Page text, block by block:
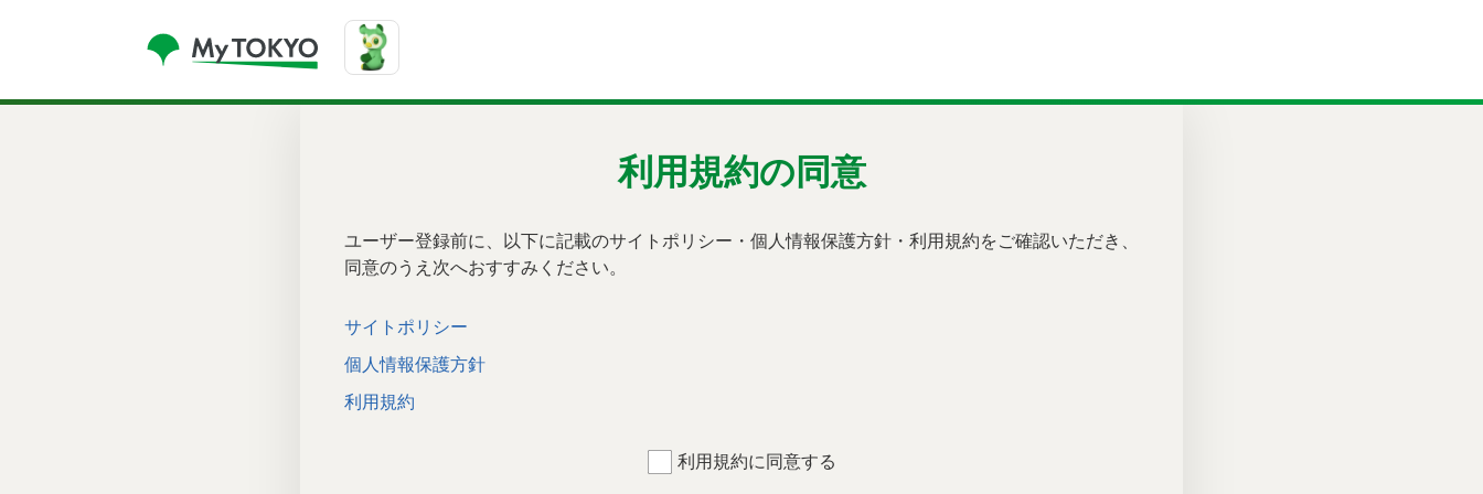
利用規約の同意
ユーザー登録前に、以下に記載のサイトポリシー・個人情報保護方針・利用規約をご確認いただき、
同意のうえ次へおすすみください。
サイトポリシー
個人情報保護方針
利用規約
利用規約に同意する